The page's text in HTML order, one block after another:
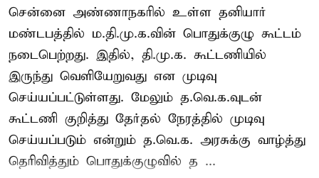
சென்னை அண்ணாநகரில் உள்ள தனியார்
மண்டபத்தில் ம.தி.மு.க.வின் பொதுக்குழு கூட்டம்
நடைபெற்றது. இதில், தி.மு.க. கூட்டணியில்
இருந்து வெளியேறுவது என முடிவு
செய்யப்பட்டுள்ளது. மேலும் த.வெ.க.வுடன்
கூட்டணி குறித்து தேர்தல் நேரத்தில் முடிவு
செய்யப்படும் என்றும் த.வெ.க. அரசுக்கு வாழ்த்து
தெரிவித்தும் பொதுக்குழுவில் த ...